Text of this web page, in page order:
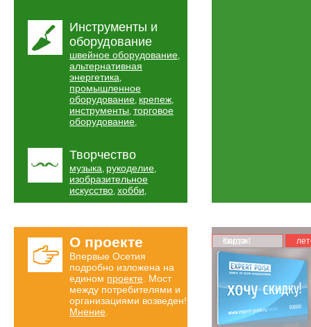
Инструменты и
оборудование
швейное оборудование,
альтернативная
энергетика,
промышленное
оборудование, крепеж,
инструменты, торговое
оборудование,
Творчество
музыка, рукоделие,
изобразительное
искусство, хобби,
О проекте
Впервые Осетия
подробно изложена на
едином проекте . Мост
между потребителями и
организациями возведен!
Мнение
Карта скидок!